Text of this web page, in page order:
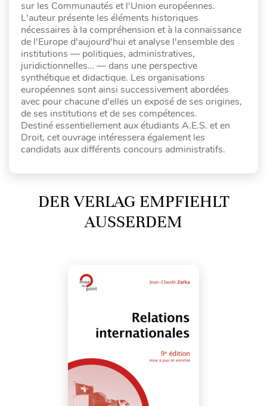
sur les Communautés et l'Union européennes.
L'auteur présente les éléments historiques
nécessaires à la compréhension et à la connaissance
de l'Europe d'aujourd'hui et analyse l'ensemble des
institutions — politiques, administratives,
juridictionnelles… — dans une perspective
synthétique et didactique. Les organisations
européennes sont ainsi successivement abordées
avec pour chacune d'elles un exposé de ses origines,
de ses institutions et de ses compétences.
Destiné essentiellement aux étudiants A.E.S. et en
Droit, cet ouvrage intéressera également les
candidats aux différents concours administratifs.
DER VERLAG EMPFIEHLT
AUSSERDEM